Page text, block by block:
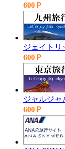
600Ｐ
ジェイトリ
600Ｐ
ジャルジャ
600Ｐ